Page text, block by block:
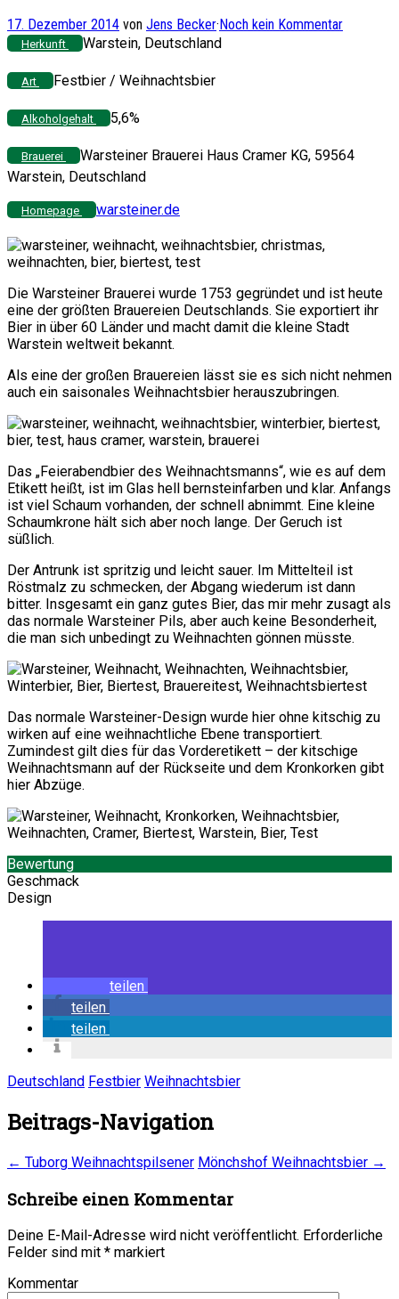
17. Dezember 2014 von Jens Becker· Noch kein Kommentar
Herkunft Warstein, Deutschland
Art Festbier / Weihnachtsbier
Alkoholgehalt 5,6%
Brauerei
Warsteiner Brauerei Haus Cramer KG, 59564
Warstein, Deutschland
Homepage warsteiner.de
Die Warsteiner Brauerei wurde 1753 gegründet und ist heute
eine der größten Brauereien Deutschlands. Sie exportiert ihr
Bier in über 60 Länder und macht damit die kleine Stadt
Warstein weltweit bekannt.
Als eine der großen Brauereien lässt sie es sich nicht nehmen
auch ein saisonales Weihnachtsbier herauszubringen.
Das „Feierabendbier des Weihnachtsmanns“, wie es auf dem
Etikett heißt, ist im Glas hell bernsteinfarben und klar. Anfangs
ist viel Schaum vorhanden, der schnell abnimmt. Eine kleine
Schaumkrone hält sich aber noch lange. Der Geruch ist
süßlich.
Der Antrunk ist spritzig und leicht sauer. Im Mittelteil ist
Röstmalz zu schmecken, der Abgang wiederum ist dann
bitter. Insgesamt ein ganz gutes Bier, das mir mehr zusagt als
das normale Warsteiner Pils, aber auch keine Besonderheit,
die man sich unbedingt zu Weihnachten gönnen müsste.
Das normale Warsteiner-Design wurde hier ohne kitschig zu
wirken auf eine weihnachtliche Ebene transportiert.
Zumindest gilt dies für das Vorderetikett – der kitschige
Weihnachtsmann auf der Rückseite und dem Kronkorken gibt
hier Abzüge.
Bewertung
Geschmack
Design
teilen
teilen
teilen
Deutschland Festbier Weihnachtsbier
Beitrags-Navigation
← Tuborg Weihnachtspilsener Mönchshof Weihnachtsbier →
Schreibe einen Kommentar
Deine E-Mail-Adresse wird nicht veröffentlicht. Erforderliche
Felder sind mit * markiert
Kommentar